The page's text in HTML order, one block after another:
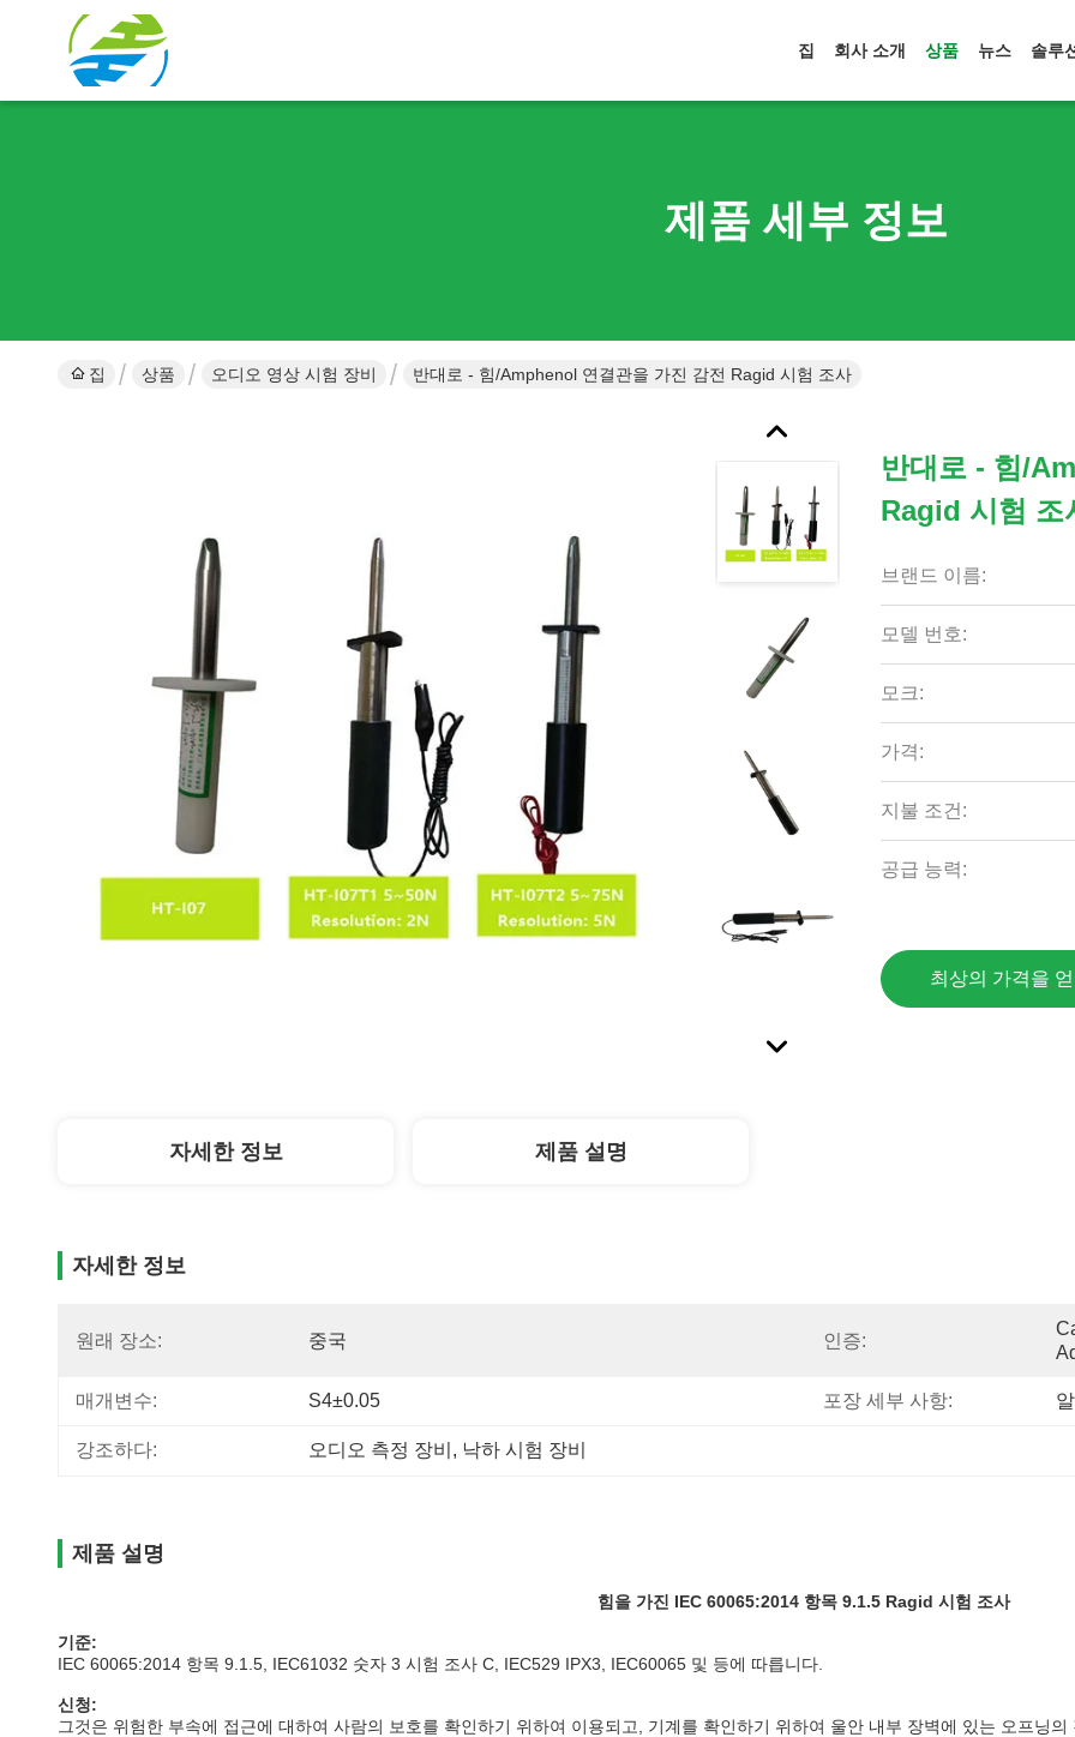
집 회사 소개 상품 뉴스 솔루
제품 세부 정보
집 상품 오디오 영상 시험 장비 반대로 - 힘/Amphenol 연결관을 가진 감전 Ragid 시험 조사
반대로 - 힘/
Ragid 시험 조
브랜드 이름:
모델 번호:
모크:
가격:
지불 조건:
공급 능력:
최상의 가격을
자세한 정보 제품 설명
자세한 정보
원래 장소: 중국 인증:
매개변수: S4±0.05 포장 세부 사항:
강조하다: 오디오 측정 장비 , 낙하 시험 장비
제품 설명
힘을 가진 IEC 60065:2014 항목 9.1.5 Ragid 시험 조사
기준:
IEC 60065:2014 항목 9.1.5, IEC61032 숫자 3 시험 조사 C, IEC529 IPX3, IEC60065 및 등에 따릅니다.
신청:
그것은 위험한 부속에 접근에 대하여 사람의 보호를 확인하기 위하여 이용되고, 기계를 확인하기 위하여 울안 내부 장벽에 있는 오프닝의